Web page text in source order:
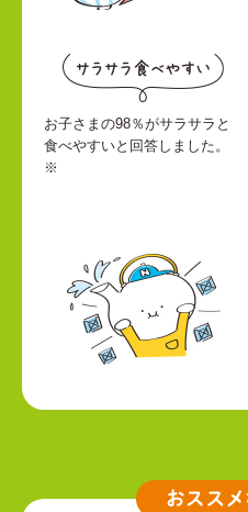
お子さまの98％がサラサラと
食べやすいと回答しました。
※